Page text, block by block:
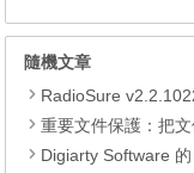
隨機文章
RadioSure
重要文件保護：把
Digiarty Software 的 WinX